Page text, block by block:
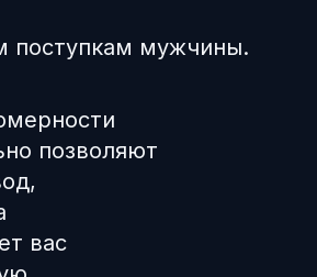
поступкам мужчины.
позволяют
вас